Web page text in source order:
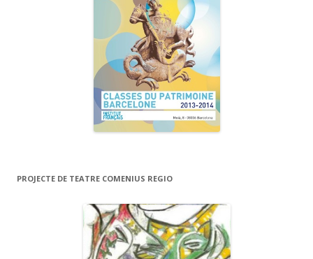
PROJECTE DE TEATRE COMENIUS REGIO